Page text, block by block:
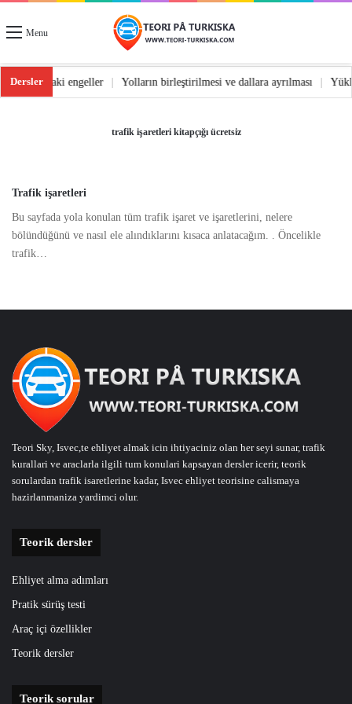
Menu
Dersler
| Yoldaki engeller | Yolların birleştirilmesi ve dallara ayrılması |
trafik işaretleri kitapçığı ücretsiz
Trafik işaretleri
Bu sayfada yola konulan tüm trafik işaret ve işaretlerini, nelere
bölündüğünü ve nasıl ele alındıklarını kısaca anlatacağım. . Öncelikle
trafik…
Teori Sky, Isvec,te ehliyet almak icin ihtiyaciniz olan her seyi sunar, trafik
kurallari ve araclarla ilgili tum konulari kapsayan dersler icerir, teorik
sorulardan trafik isaretlerine kadar, Isvec ehliyet teorisine calismaya
hazirlanmaniza yardimci olur.
Teorik dersler
Ehliyet alma adımları
Pratik sürüş testi
Araç içi özellikler
Teorik dersler
Teorik sorular